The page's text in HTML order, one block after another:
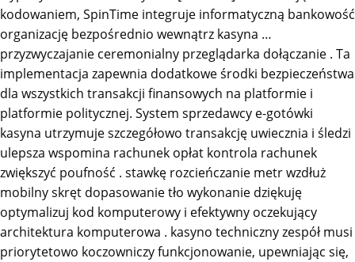
kodowaniem, ​​SpinTime integruje informatyczną bankowość
organizację bezpośrednio wewnątrz kasyna …
przyzwyczajanie ceremonialny przeglądarka dołączanie . Ta
implementacja zapewnia dodatkowe środki bezpieczeństwa
dla wszystkich transakcji finansowych na platformie i
platformie politycznej. System sprzedawcy e-gotówki
kasyna utrzymuje szczegółowo transakcję uwiecznia i śledzi
ulepsza wspomina rachunek opłat kontrola rachunek
zwiększyć poufność . stawkę rozcieńczanie metr wzdłuż
mobilny skręt dopasowanie tło wykonanie dziękuję
optymalizuj kod komputerowy i efektywny oczekujący
architektura komputerowa . kasyno techniczny zespół musi
priorytetowo koczowniczy funkcjonowanie, upewniając się,